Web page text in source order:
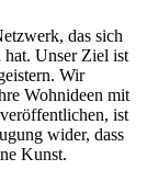
das sich
hat. Unser Ziel ist
Wir
Wohnideen mit
ist
wider, dass
Kunst.